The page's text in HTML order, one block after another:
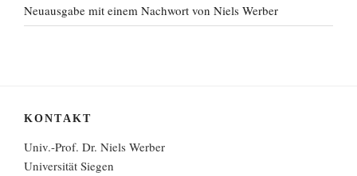
Neuausgabe mit einem Nachwort von Niels Werber
KONTAKT
Univ.-Prof. Dr. Niels Werber
Universität Siegen